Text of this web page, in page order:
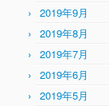
2019年9月
2019年8月
2019年7月
2019年6月
2019年5月